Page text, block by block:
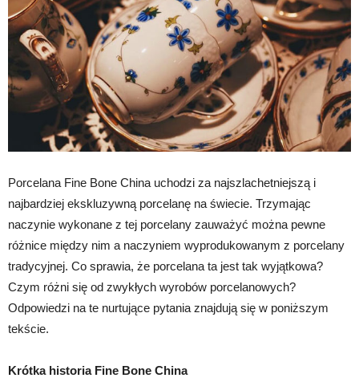
Porcelana Fine Bone China uchodzi za najszlachetniejszą i
najbardziej ekskluzywną porcelanę na świecie. Trzymając
naczynie wykonane z tej porcelany zauważyć można pewne
różnice między nim a naczyniem wyprodukowanym z porcelany
tradycyjnej. Co sprawia, że porcelana ta jest tak wyjątkowa?
Czym różni się od zwykłych wyrobów porcelanowych?
Odpowiedzi na te nurtujące pytania znajdują się w poniższym
tekście.
Krótka historia Fine Bone China